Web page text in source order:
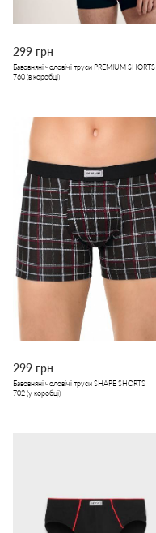
299 грн
Бавовняні чоловічі труси PREMIUM SHORTS
760 (в коробці)
299 грн
Бавовняні чоловічі труси SHAPE SHORTS
702 (у коробці)